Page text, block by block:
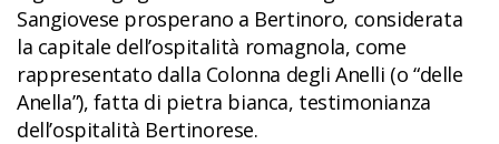
Sangiovese prosperano a Bertinoro, considerata
la capitale dell’ospitalità romagnola, come
rappresentato dalla Colonna degli Anelli (o “delle
Anella”), fatta di pietra bianca, testimonianza
dell’ospitalità Bertinorese.